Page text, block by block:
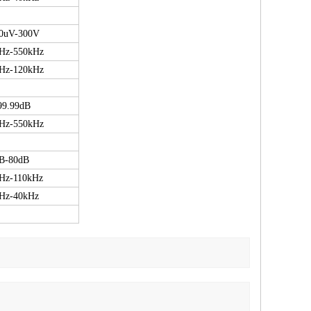
300V
550kHz
120kHz
550kHz
80dB
110kHz
40kHz